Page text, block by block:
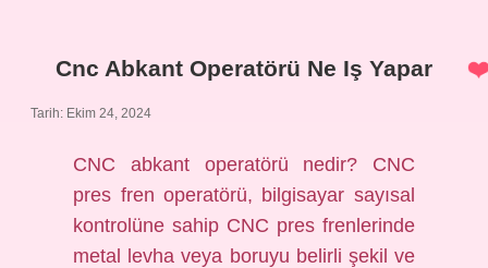
Cnc Abkant Operatörü Ne Iş Yapar
Tarih: Ekim 24, 2024
CNC abkant operatörü nedir? CNC
pres fren operatörü, bilgisayar sayısal
kontrolüne sahip CNC pres frenlerinde
metal levha veya boruyu belirli şekil ve